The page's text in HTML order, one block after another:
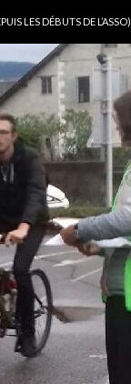
LES DÉBUTS DE L’ASSO)